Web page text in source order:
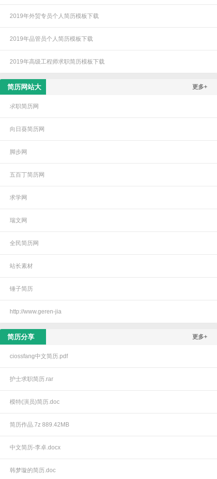
2019年外贸专员个人简历模板下载
2019年品管员个人简历模板下载
2019年高级工程师求职简历模板下载
简历网站大
全
更多+
求职简历网
向日葵简历网
脚步网
五百丁简历网
求学网
瑞文网
全民简历网
站长素材
锤子简历
http://www.geren-jia
简历分享 更多+
ciossfang中文简历.pdf
护士求职简历.rar
模特(演员)简历.doc
简历作品.7z 889.42MB
中文简历-李卓.docx
韩梦璇的简历.doc